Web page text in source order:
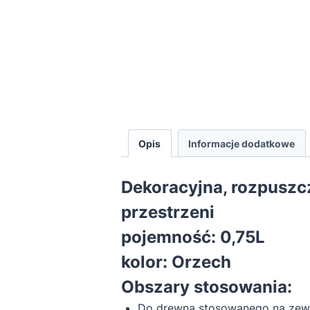
Opis Informacje dodatkowe
Dekoracyjna,
przestrzeni
pojemność: 0,75L
kolor: Orzech
Obszary stosowania: